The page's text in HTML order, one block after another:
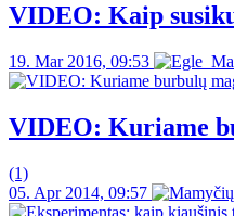
VIDEO: Kaip
19. Mar 2016, 09:53
VIDEO: Kuriame
(1)
05. Apr 2014, 09:57